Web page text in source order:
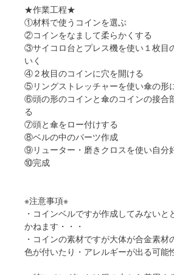
★作業工程★
①材料で使うコインを選ぶ
②コインをなまして柔らかくする
③サイコロ台とプレス機を使い１枚目
いく
④２枚目のコインに穴を開ける
⑤リングストレッチャーを使い傘の形
⑥頭の形のコインと傘のコインの接合
る
⑦頭と傘をロー付けする
⑧ベルの中のパーツ作成
⑨リューター・磨きクロスを使い自分
⑩完成
※注意事項※
・コインベルですが作成してみないと
かねます・・・
・コインの素材ですが大体が合金素
色が付いたり・アレルギーが出る可能